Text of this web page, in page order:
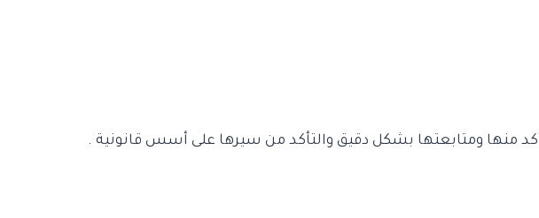
منها ومتابعتها بشكل دقيق والتأكد من سيرها على أسس قانونية .